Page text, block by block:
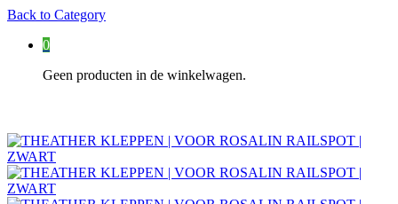
Back to Category
0
Geen producten in de winkelwagen.